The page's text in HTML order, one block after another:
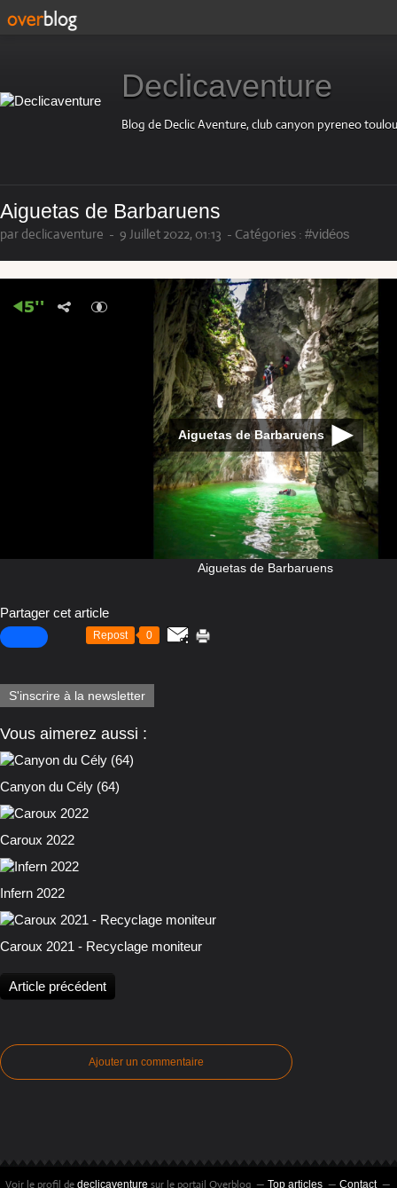
Declicaventure
Blog de Declic Aventure, club canyon pyreneo
Aiguetas de Barbaruens
par declicaventure - 9 Juillet 2022, 01:13 - Catégories : #vidéos
Aiguetas de Barbaruens
Partager cet article
Repost 0
S'inscrire à la newsletter
Vous aimerez aussi :
Canyon du Cély (64)
Caroux 2022
Infern 2022
Caroux 2021 - Recyclage moniteur
Article précédent
Ajouter un commentaire
Voir le profil dedeclicaventure sur le portail Overblog Top articles
Contact